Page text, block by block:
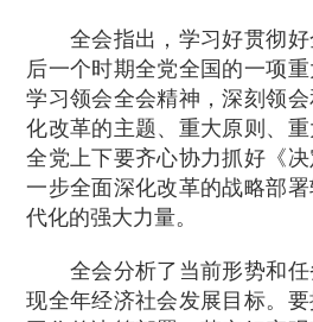
全会指出，学习好贯彻好
后一个时期全党全国的一项
学习领会全会精神，深刻领
化改革的主题、重大原则、重
全党上下要齐心协力抓好《
一步全面深化改革的战略部
代化的强大力量。
全会分析了当前形势和任
现全年经济社会发展目标。